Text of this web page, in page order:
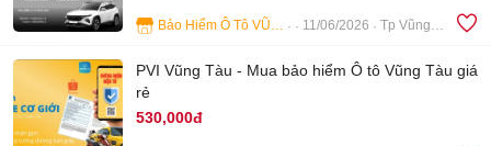
Bảo Hiểm Ô Tô VŨNG TÀU 11/06/2026 Tp Vũng Tàu
PVI Vũng Tàu - Mua bảo hiểm Ô tô Vũng Tàu giá
rẻ
530,000đ